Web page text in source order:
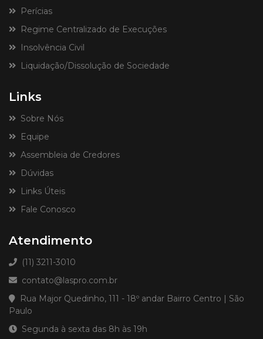
Perícias
Regime Centralizado de Execuções
Insolvência Civil
Liquidação/Dissolução de Sociedade
Links
Sobre Nós
Equipe
Assembleia de Credores
Dúvidas
Links Úteis
Fale Conosco
Atendimento
(11) 3211-3010
contato@laspro.com.br
Rua Major Quedinho, 111 - 18º andar Bairro Centro | São
Paulo
Segunda à sexta das 8h às 19h